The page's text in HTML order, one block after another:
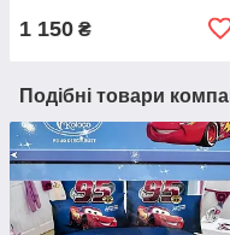
1 150 ₴
Подібні товари